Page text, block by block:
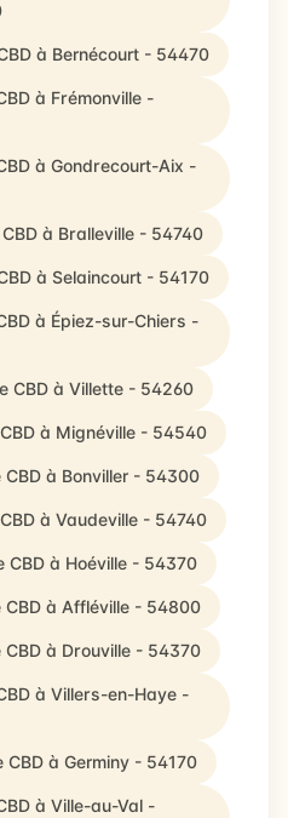
à Bernécourt - 54470
à Frémonville -
à Gondrecourt-Aix -
à Bralleville - 54740
à Selaincourt - 54170
à Épiez-sur-Chiers -
CBD à Villette - 54260
à Mignéville - 54540
à Bonviller - 54300
à Vaudeville - 54740
CBD à Hoéville - 54370
à Affléville - 54800
à Drouville - 54370
à Villers-en-Haye -
à Germiny - 54170
à Ville-au-Val -